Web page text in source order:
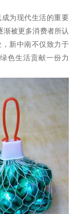
为现代生活的重要
渐被更多消费者所认
新中南不仅致力于
色生活贡献一份力